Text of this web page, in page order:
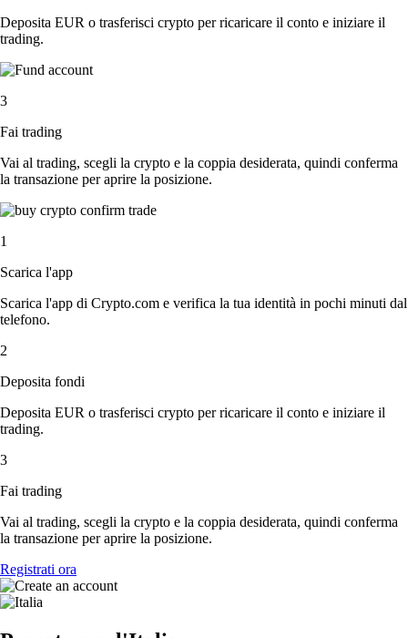
Deposita EUR o trasferisci crypto per ricaricare il conto e iniziare il
trading.
3
Fai trading
Vai al trading, scegli la crypto e la coppia desiderata, quindi conferma
la transazione per aprire la posizione.
1
Scarica l'app
Scarica l'app di Crypto.com e verifica la tua identità in pochi minuti dal
telefono.
2
Deposita fondi
Deposita EUR o trasferisci crypto per ricaricare il conto e iniziare il
trading.
3
Fai trading
Vai al trading, scegli la crypto e la coppia desiderata, quindi conferma
la transazione per aprire la posizione.
Registrati ora